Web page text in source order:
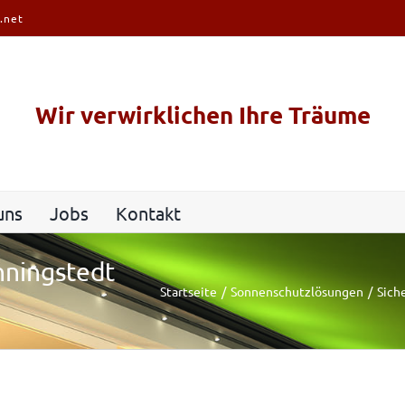
Wir verwirklichen Ihre Träume
Jobs Kontakt
Startseite Sonnenschutzlösungen